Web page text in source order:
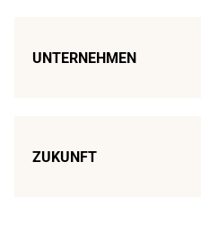
UNTERNEHMEN
ZUKUNFT